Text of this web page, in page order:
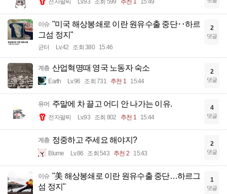
이슈 "미국 해상봉쇄로 이란 원유수출 중단‥하르
그섬 정지"
균터 Lv.42 조회 380 15:46
2
댓글
계층 산업혁명때 영국 노동자 숙소
Earth Lv.96 조회 731 추천 1 15:44
2
댓글
유머 주말에 차 끌고 어디 안 나가는 이유.
전자팔찌 Lv.93 조회 802 추천 1 15:44
4
댓글
계층 정중하고 주세요 해야지?
Blume Lv.86 조회 543 추천 2 15:43
2
댓글
이슈 "美 해상봉쇄로 이란 원유수출 중단…하르그
섬 정지"
1
댓글